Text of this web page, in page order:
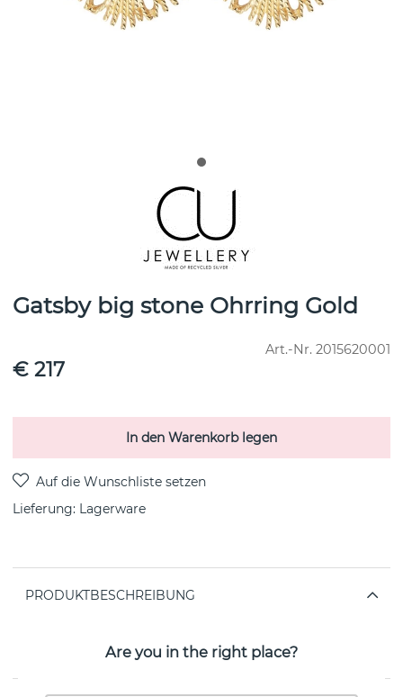
Gatsby big stone Ohrring Gold
Art.-Nr. 2015620001
€ 217
In den Warenkorb legen
Lieferung: Lagerware
PRODUKTBESCHREIBUNG
Silber/Vergoldet cubic zirkon 27 mm i Durchmesser
von der schwedischen Marke CU JEWELLERY
Are you in the right place?